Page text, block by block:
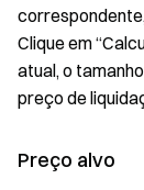
Clique em
atual, o
preço de
Preço alvo